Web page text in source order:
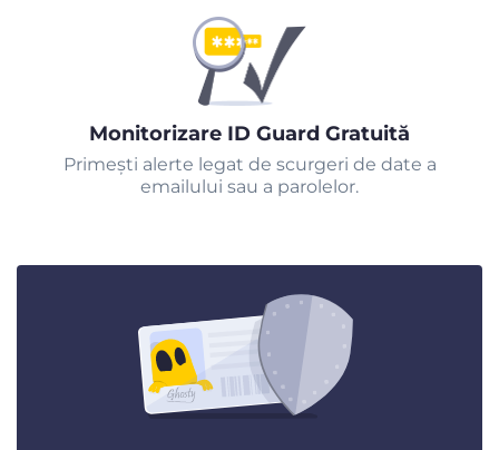
Monitorizare ID Guard Gratuită
Primeşti alerte legat de scurgeri de date a
emailului sau a parolelor.